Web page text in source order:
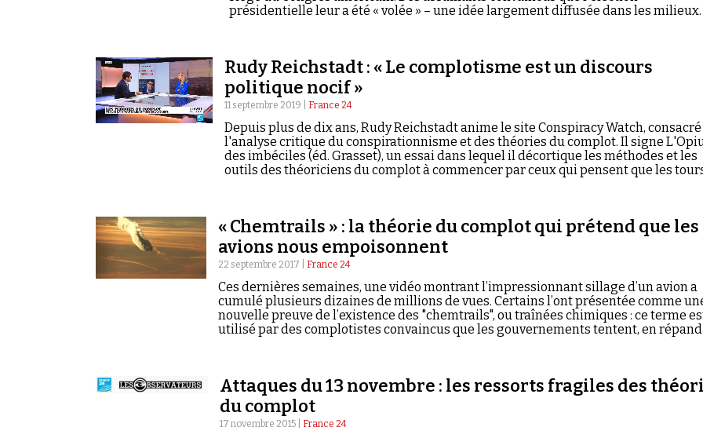
présidentielle leur a été « volée » – une idée largement diffusée dans les milieux
Rudy Reichstadt : « Le complotisme est un discours
politique nocif »
11 septembre 2019 | France 24
Depuis plus de dix ans, Rudy Reichstadt anime le site Conspiracy Watch, consacré
l'analyse critique du conspirationnisme et des théories du complot. Il signe
des imbéciles (éd. Grasset), un essai dans lequel il décortique les méthodes et les
outils des théoriciens du complot à commencer par ceux qui pensent que les
« Chemtrails » : la théorie du complot qui prétend que les
avions nous empoisonnent
22 septembre 2017 | France 24
Ces dernières semaines, une vidéo montrant l’impressionnant sillage d’un avion a
cumulé plusieurs dizaines de millions de vues. Certains l’ont présentée comme
nouvelle preuve de l’existence des "chemtrails", ou traînées chimiques : ce terme
utilisé par des complotistes convaincus que les gouvernements tentent, en
Attaques du 13 novembre : les ressorts fragiles des
du complot‏
17 novembre 2015 | France 24